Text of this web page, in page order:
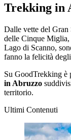
Trekking in
Dalle vette del Gran
delle Cinque Miglia,
Lago di Scanno,
fanno la felicità
Su GoodTrekking è
in Abruzzo
territorio.
Ultimi Contenuti